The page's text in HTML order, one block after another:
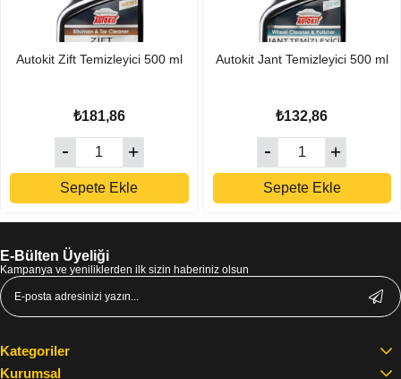
Autokit Zift Temizleyici 500 ml
₺181,86
Sepete Ekle
Autokit Jant Temizleyici 500 ml
₺132,86
Sepete Ekle
E-Bülten Üyeliği
Kampanya ve yeniliklerden ilk sizin haberiniz olsun
Kategoriler
Kurumsal